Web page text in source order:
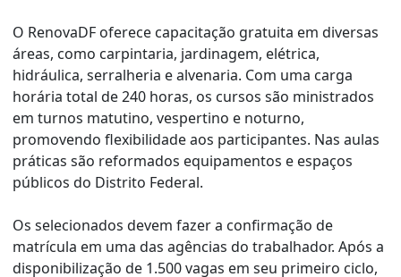
O RenovaDF oferece capacitação gratuita em diversas
áreas, como carpintaria, jardinagem, elétrica,
hidráulica, serralheria e alvenaria. Com uma carga
horária total de 240 horas, os cursos são ministrados
em turnos matutino, vespertino e noturno,
promovendo flexibilidade aos participantes. Nas aulas
práticas são reformados equipamentos e espaços
públicos do Distrito Federal.
Os selecionados devem fazer a confirmação de
matrícula em uma das agências do trabalhador. Após a
disponibilização de 1.500 vagas em seu primeiro ciclo,